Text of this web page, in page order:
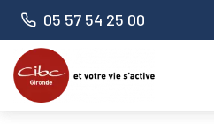
Numéro de téléphone :
05 57 54 25 00
Panneau de gestion des cookies